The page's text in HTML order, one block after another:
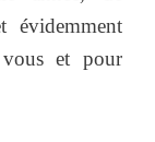
évidemment
et pour